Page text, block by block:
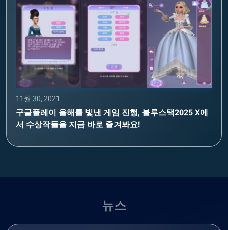
11월 30, 2021
구글플레이 올해를 빛낸 게임 진행, 블루스택2025 X에
서 수상작들을 지금 바로 즐겨봐요!
뉴스